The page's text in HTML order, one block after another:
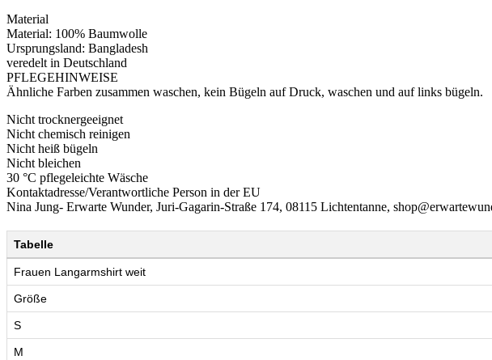
Material
Material: 100% Baumwolle
Ursprungsland: Bangladesh
veredelt in Deutschland
PFLEGEHINWEISE
Ähnliche Farben zusammen waschen, kein Bügeln auf Druck, waschen und auf links bügeln.
Nicht trocknergeeignet
Nicht chemisch reinigen
Nicht heiß bügeln
Nicht bleichen
30 °C pflegeleichte Wäsche
Kontaktadresse/Verantwortliche Person in der EU
Nina Jung- Erwarte Wunder, Juri-Gagarin-Straße 174, 08115 Lichtentanne,
Tabelle
Frauen Langarmshirt weit
Größe
S
M